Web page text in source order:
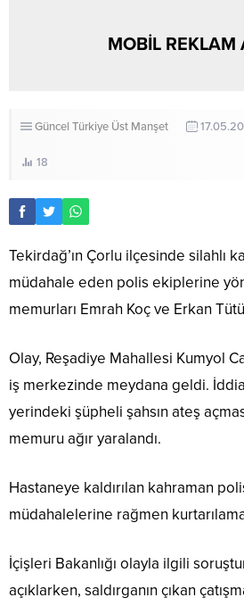
MOBİL REKLAM
Güncel Türkiye Üst Manşet
18
Tekirdağ’ın Çorlu ilçesinde silahlı
müdahale eden polis ekiplerine
memurları Emrah Koç ve Erkan
Olay, Reşadiye Mahallesi Kumyol
iş merkezinde meydana geldi.
yerindeki şüpheli şahsın ateş
memuru ağır yaralandı.
Hastaneye kaldırılan kahraman
müdahalelerine rağmen
İçişleri Bakanlığı olayla ilgili
açıklarken, saldırganın çıkan